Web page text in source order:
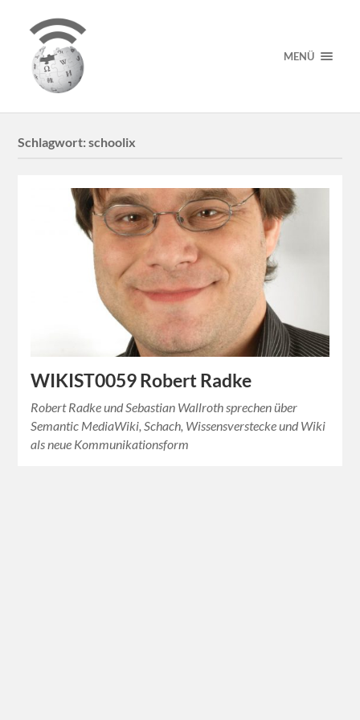
MENÜ
Schlagwort:schoolix
WIKIST0059 Robert Radke
Robert Radke und Sebastian Wallroth sprechen über
Semantic MediaWiki, Schach, Wissensverstecke und Wiki
als neue Kommunikationsform